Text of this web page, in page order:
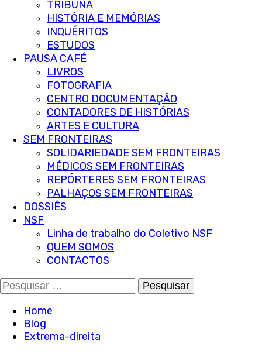
TRIBUNA
HISTÓRIA E MEMÓRIAS
INQUÉRITOS
ESTUDOS
PAUSA CAFÉ
LIVROS
FOTOGRAFIA
CENTRO DOCUMENTAÇÃO
CONTADORES DE HISTÓRIAS
ARTES E CULTURA
SEM FRONTEIRAS
SOLIDARIEDADE SEM FRONTEIRAS
MÉDICOS SEM FRONTEIRAS
REPÓRTERES SEM FRONTEIRAS
PALHAÇOS SEM FRONTEIRAS
DOSSIÊS
NSF
Linha de trabalho do Coletivo NSF
QUEM SOMOS
CONTACTOS
Pesquisar
por:
Home
Blog
Extrema-direita